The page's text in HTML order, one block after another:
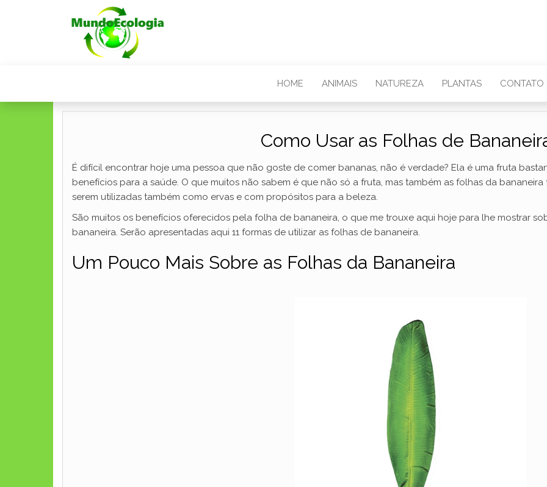
HOME ANIMAIS NATUREZA PLANTAS CONTATO
Como Usar as Folhas de
É difícil encontrar hoje uma pessoa que não goste de comer bananas, não é verdade? Ela é uma fruta
benefícios para a saúde. O que muitos não sabem é que não só a fruta, mas também as folhas da
serem utilizadas também como ervas e com propósitos para a beleza.
São muitos os benefícios oferecidos pela folha de bananeira, o que me trouxe aqui hoje para lhe mostrar
bananeira. Serão apresentadas aqui 11 formas de utilizar as folhas de bananeira.
Um Pouco Mais Sobre as Folhas da Bananeira